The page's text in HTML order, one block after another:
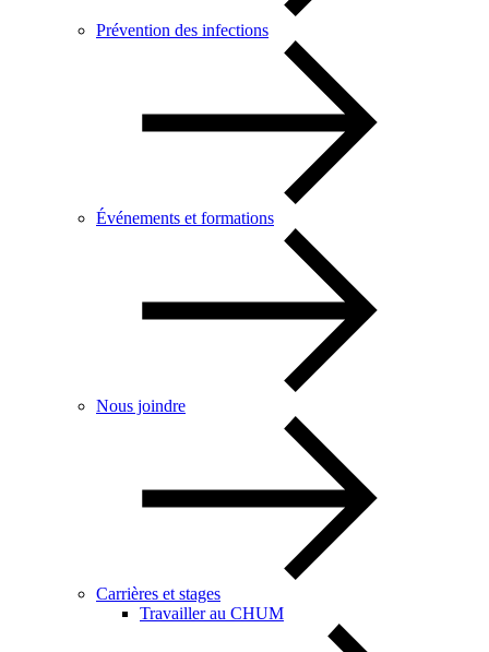
Prévention des infections
Événements et formations
Nous joindre
Carrières et stages
Travailler au CHUM